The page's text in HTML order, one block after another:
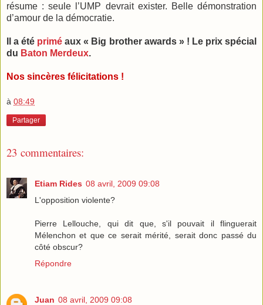
résume : seule l’UMP devrait exister. Belle démonstration
d’amour de la démocratie.
Il a été primé aux « Big brother awards » ! Le prix spécial
du Baton Merdeux.
Nos sincères félicitations !
à 08:49
Partager
23 commentaires:
Etiam Rides 08 avril, 2009 09:08
L'opposition violente?
Pierre Lellouche, qui dit que, s'il pouvait il flinguerait
Mélenchon et que ce serait mérité, serait donc passé du
côté obscur?
Répondre
Juan 08 avril, 2009 09:08